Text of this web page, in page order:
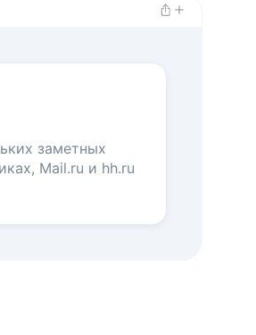
заметных
Mail.ru и hh.ru